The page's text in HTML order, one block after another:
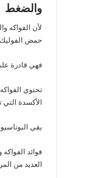
والضغط
لأن الفواكه
حمض الفوليك
فهي قادرة
تحتوي
الأكسدة
يقي
فوائد
العديد من